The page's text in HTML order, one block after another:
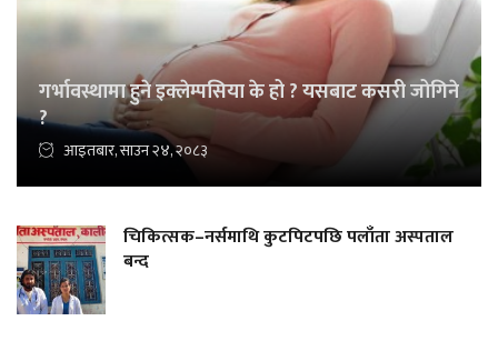
गर्भावस्थामा हुने इक्लेम्पसिया के हो ? यसबाट कसरी जोगिने
?
आइतबार, साउन २४, २०८३
चिकित्सक–नर्समाथि कुटपिटपछि पलाँता अस्पताल
बन्द